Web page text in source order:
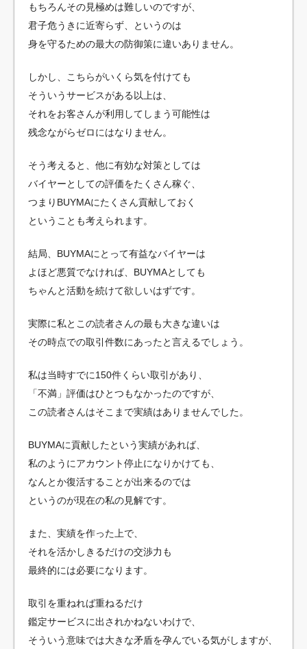
もちろんその見極めは難しいのですが、
君子危うきに近寄らず、というのは
身を守るための最大の防御策に違いありません。
しかし、こちらがいくら気を付けても
そういうサービスがある以上は、
それをお客さんが利用してしまう可能性は
残念ながらゼロにはなりません。
そう考えると、他に有効な対策としては
バイヤーとしての評価をたくさん稼ぐ、
つまりBUYMAにたくさん貢献しておく
ということも考えられます。
結局、BUYMAにとって有益なバイヤーは
よほど悪質でなければ、BUYMAとしても
ちゃんと活動を続けて欲しいはずです。
実際に私とこの読者さんの最も大きな違いは
その時点での取引件数にあったと言えるでしょう。
私は当時すでに150件くらい取引があり、
「不満」評価はひとつもなかったのですが、
この読者さんはそこまで実績はありませんでした。
BUYMAに貢献したという実績があれば、
私のようにアカウント停止になりかけても、
なんとか復活することが出来るのでは
というのが現在の私の見解です。
また、実績を作った上で、
それを活かしきるだけの交渉力も
最終的には必要になります。
取引を重ねれば重ねるだけ
鑑定サービスに出されかねないわけで、
そういう意味では大きな矛盾を孕んでいる気がしますが、